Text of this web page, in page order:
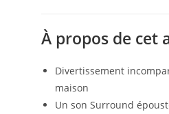
À propos de cet
Divertissement
maison
Un son Surround